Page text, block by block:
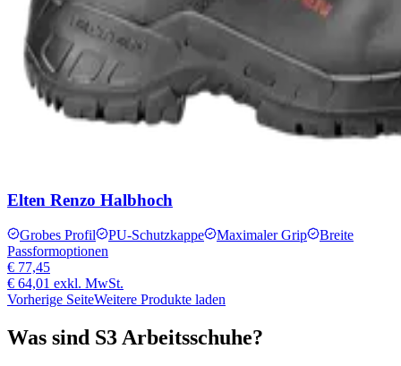
Elten Renzo Halbhoch
Grobes Profil PU-Schutzkappe Maximaler Grip
Breite
Passformoptionen
€ 77,45
€ 64,01 exkl. MwSt.
Vorherige SeiteWeitere Produkte laden
Was sind S3 Arbeitsschuhe?